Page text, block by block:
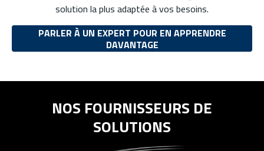
solution la plus adaptée à vos besoins.
PARLER À UN EXPERT POUR EN APPRENDRE
DAVANTAGE
NOS FOURNISSEURS DE
SOLUTIONS